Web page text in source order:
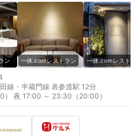
ン 一休.comレストラン 一休.comレストラ
線・半蔵門線 表参道駅 12分
） 夜 17:00 ～ 23:30（20:00）